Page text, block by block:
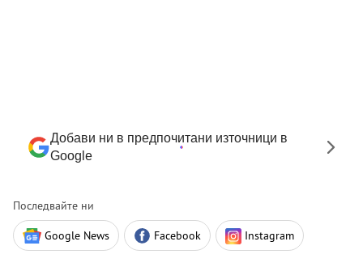
Добави ни в предпочитани източници в
Google
Последвайте ни
Google News Facebook Instagram